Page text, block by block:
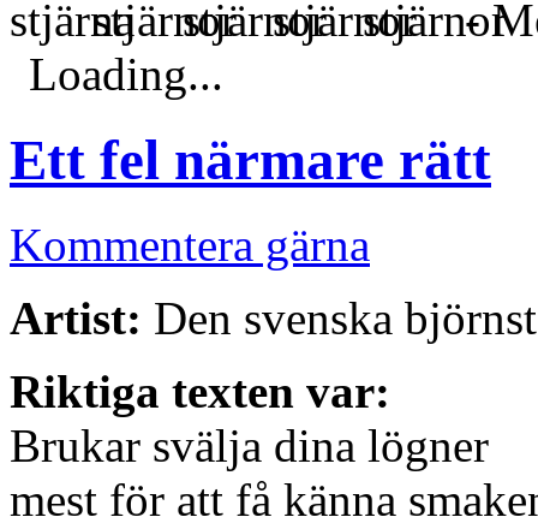
-
Loading...
Ett fel närmare rätt
Kommentera gärna
Artist: Den svenska
Riktiga texten var:
Brukar svälja dina lögner
mest för att få känna